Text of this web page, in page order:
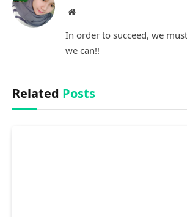
Website
In order to succeed, we
we can!!
Related Posts